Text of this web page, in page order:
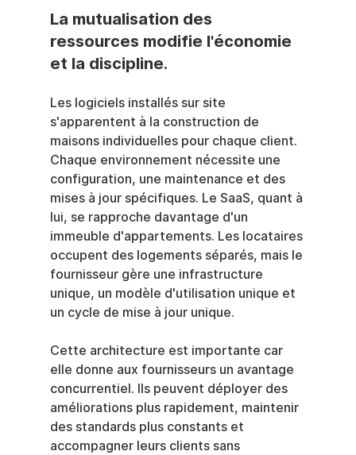
La mutualisation des
ressources modifie l'économie
et la discipline.
Les logiciels installés sur site
s'apparentent à la construction de
maisons individuelles pour chaque client.
Chaque environnement nécessite une
configuration, une maintenance et des
mises à jour spécifiques. Le SaaS, quant à
lui, se rapproche davantage d'un
immeuble d'appartements. Les locataires
occupent des logements séparés, mais le
fournisseur gère une infrastructure
unique, un modèle d'utilisation unique et
un cycle de mise à jour unique.
Cette architecture est importante car
elle donne aux fournisseurs un avantage
concurrentiel. Ils peuvent déployer des
améliorations plus rapidement, maintenir
des standards plus constants et
accompagner leurs clients sans